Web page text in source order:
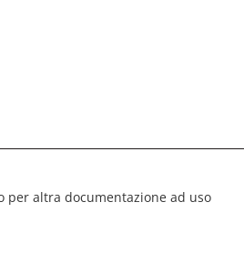
per altra documentazione ad uso